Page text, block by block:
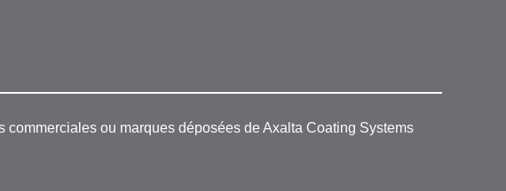
ou marques déposées de Axalta Coating Systems